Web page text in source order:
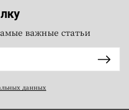
важные статьи
данных